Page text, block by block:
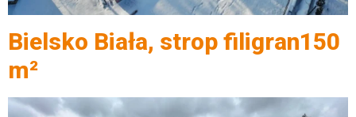
Bielsko Biała, strop filigran150
m²